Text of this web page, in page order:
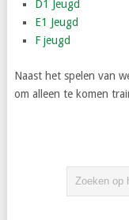
D1 Jeugd
E1 Jeugd
F jeugd
Naast het spelen van
om alleen te komen